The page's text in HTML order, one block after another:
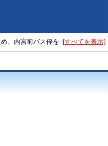
、内宮前バス停を [すべてを表示]